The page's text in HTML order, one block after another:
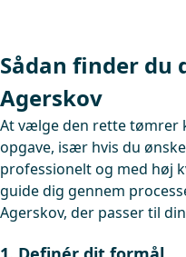
Sådan finder du
Agerskov
At vælge den rette tømrer
opgave, især hvis du
professionelt og med høj
guide dig gennem
Agerskov, der passer til